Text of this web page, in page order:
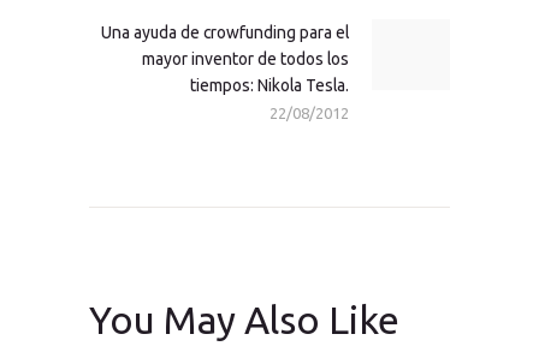
Next
Una ayuda de crowfunding para el
mayor inventor de todos los
tiempos: Nikola Tesla.
22/08/2012
You May Also Like